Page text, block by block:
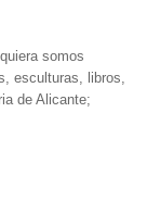
somos
esculturas, libros,
de Alicante;